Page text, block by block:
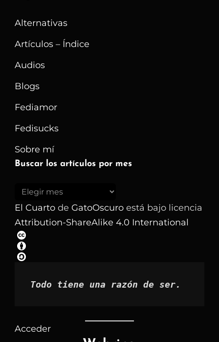
Alternativas
Artículos – Índice
Audios
Blogs
Fediamor
Fedisucks
Sobre mí
Buscar los artículos por mes
Buscar
los
artículos
por
mes
El Cuarto de GatoOscuro está bajo licencia
Attribution-ShareAlike 4.0 International
Todo tiene una razón de ser.
Acceder